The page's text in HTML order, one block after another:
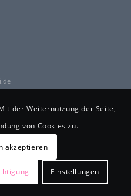
der Weiternutzung der Seite,
von Cookies zu.
akzeptieren
Einstellungen